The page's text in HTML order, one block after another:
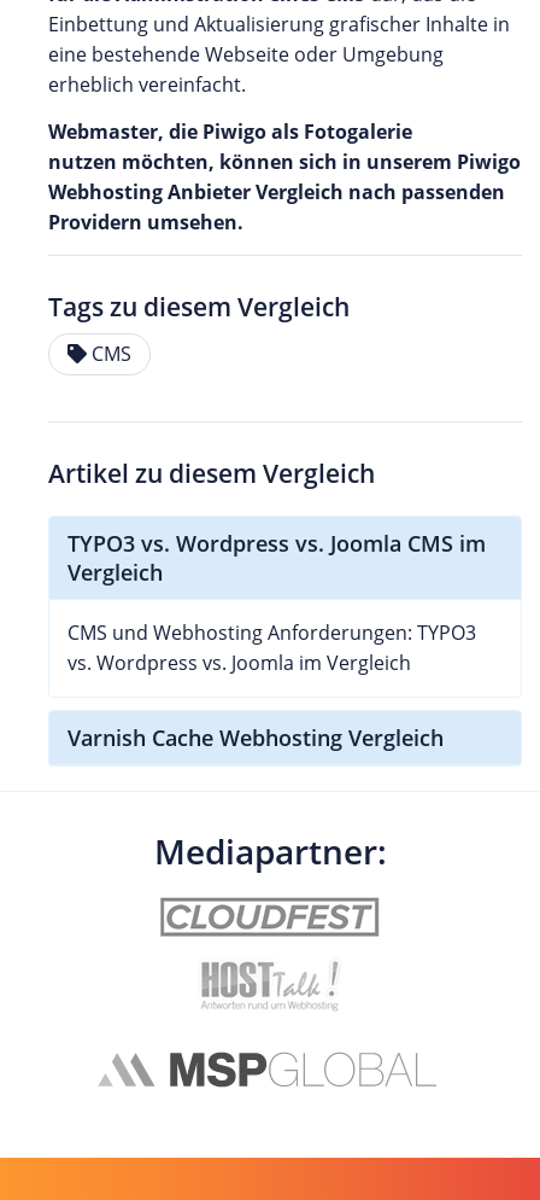
Einbettung und Aktualisierung grafischer Inhalte in
eine bestehende Webseite oder Umgebung
erheblich vereinfacht.
Webmaster, die Piwigo als Fotogalerie
nutzen möchten, können sich in unserem Piwigo
Webhosting Anbieter Vergleich nach passenden
Providern umsehen.
Tags zu diesem Vergleich
CMS
Artikel zu diesem Vergleich
TYPO3 vs. Wordpress vs. Joomla CMS im
Vergleich
CMS und Webhosting Anforderungen: TYPO3
vs. Wordpress vs. Joomla im Vergleich
Varnish Cache Webhosting Vergleich
Mediapartner: